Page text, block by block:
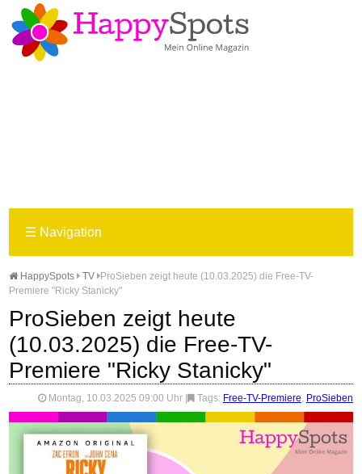
☰ Navigation
HappySpots TV
ProSieben zeigt heute (10.03.2025) die Free-TV-
Premiere "Ricky Stanicky"
ProSieben zeigt heute
(10.03.2025) die Free-TV-
Premiere "Ricky Stanicky"
Montag, 10.03.2025 09:00 Uhr Tags: Free-TV-Premiere, ProSieben